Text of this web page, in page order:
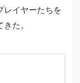
レイヤーたちを
た。